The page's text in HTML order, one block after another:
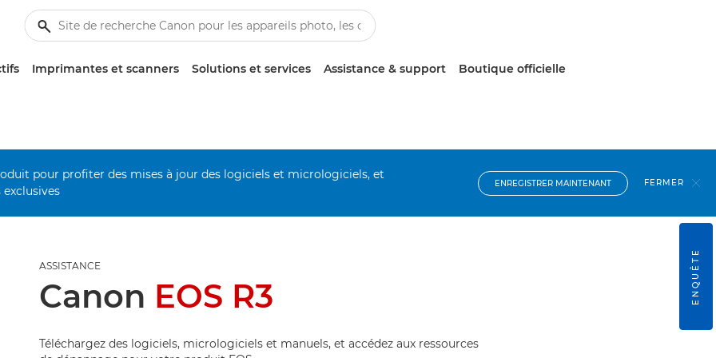
Imprimantes et scanners Solutions et services Assistance & support Boutique officielle
pour profiter des mises à jour des logiciels et micrologiciels, et
ENREGISTRER MAINTENANT FERMER
ASSISTANCE
Canon EOS R3
Téléchargez des logiciels, micrologiciels et manuels, et accédez aux ressources
ENQUÊTE